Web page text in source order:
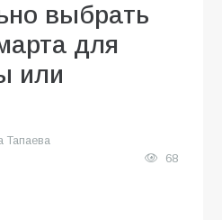
выбрать
для
или
Тапаева
68